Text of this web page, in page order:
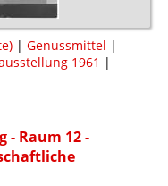
| Genussmittel |
1961 |
- Raum 12 -